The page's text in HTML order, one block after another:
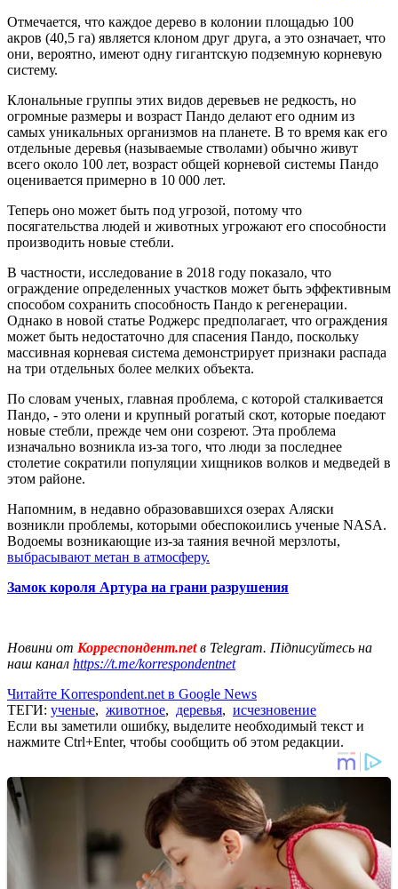
Отмечается, что каждое дерево в колонии площадью 100
акров (40,5 га) является клоном друг друга, а это означает, что
они, вероятно, имеют одну гигантскую подземную корневую
систему.
Клональные группы этих видов деревьев не редкость, но
огромные размеры и возраст Пандо делают его одним из
самых уникальных организмов на планете. В то время как его
отдельные деревья (называемые стволами) обычно живут
всего около 100 лет, возраст общей корневой системы Пандо
оценивается примерно в 10 000 лет.
Теперь оно может быть под угрозой, потому что
посягательства людей и животных угрожают его способности
производить новые стебли.
В частности, исследование в 2018 году показало, что
ограждение определенных участков может быть эффективным
способом сохранить способность Пандо к регенерации.
Однако в новой статье Роджерс предполагает, что ограждения
может быть недостаточно для спасения Пандо, поскольку
массивная корневая система демонстрирует признаки распада
на три отдельных более мелких объекта.
По словам ученых, главная проблема, с которой сталкивается
Пандо, - это олени и крупный рогатый скот, которые поедают
новые стебли, прежде чем они созреют. Эта проблема
изначально возникла из-за того, что люди за последнее
столетие сократили популяции хищников волков и медведей в
этом районе.
Напомним, в недавно образовавшихся озерах Аляски
возникли проблемы, которыми обеспокоились ученые NASA.
Водоемы возникающие из-за таяния вечной мерзлоты,
выбрасывают метан в атмосферу.
Замок короля Артура на грани разрушения
Новини от Корреспондент.netв Telegram. Підписуйтесь на
наш канал https://t.me/korrespondentnet
Читайте Korrespondent.net в Google News
ТЕГИ: ученые, животное, деревья, исчезновение
Если вы заметили ошибку, выделите необходимый текст и
нажмите Ctrl+Enter, чтобы сообщить об этом редакции.